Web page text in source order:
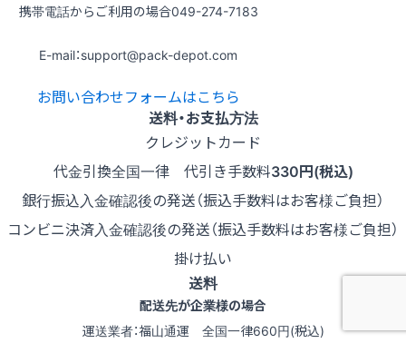
携帯電話からご利用の場合049-274-7183
E-mail：support@pack-depot.com
お問い合わせフォームはこちら
送料・お支払方法
クレジットカード
代金引換全国一律 代引き手数料330円(税込)
銀行振込入金確認後の発送（振込手数料はお客様ご負担）
コンビニ決済入金確認後の発送（振込手数料はお客様ご負担）
掛け払い
送料
配送先が企業様の場合
運送業者：福山通運 全国一律660円(税込)